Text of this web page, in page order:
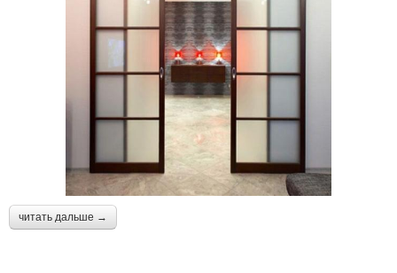
читать дальше →